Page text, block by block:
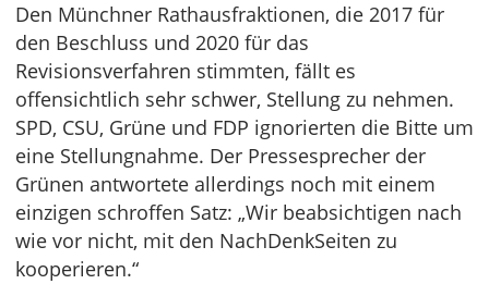
Den Münchner Rathausfraktionen, die 2017 für
den Beschluss und 2020 für das
Revisionsverfahren stimmten, fällt es
offensichtlich sehr schwer, Stellung zu nehmen.
SPD, CSU, Grüne und FDP ignorierten die Bitte um
eine Stellungnahme. Der Pressesprecher der
Grünen antwortete allerdings noch mit einem
einzigen schroffen Satz: „Wir beabsichtigen nach
wie vor nicht, mit den NachDenkSeiten zu
kooperieren.“